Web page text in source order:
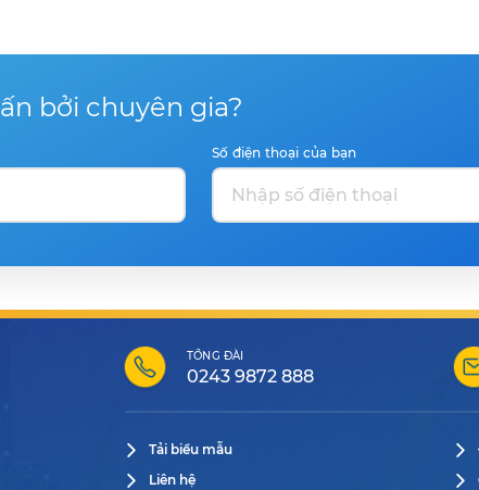
bởi chuyên gia?
Số điện thoại của bạn
TỔNG ĐÀI
0243 9872 888
Tải biểu mẫu
Liên hệ